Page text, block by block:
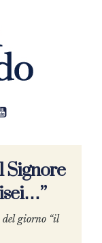
Signore
giorno “il